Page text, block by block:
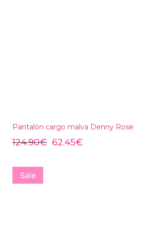
Pantalón cargo malva Denny Rose
124.90€ 62.45€
Sale